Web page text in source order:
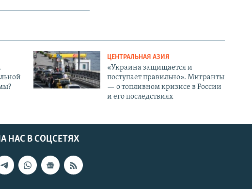
ЦЕНТРАЛЬНАЯ АЗИЯ
«Украина защищается и
поступает правильно». Мигранты
— о топливном кризисе в России
и его последствиях
НАС В СОЦСЕТЯХ